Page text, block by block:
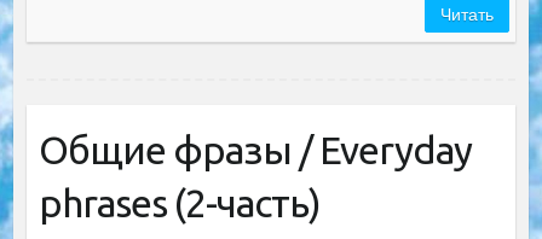
Читать
Общие фразы / Everyday
phrases (2-часть)